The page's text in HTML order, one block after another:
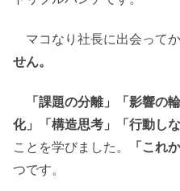
マコなり社長に出会ってか
せん。
「課題の分離」「影響の
化」「構造思考」「行動し
ことを学びました。
「これ
つです。